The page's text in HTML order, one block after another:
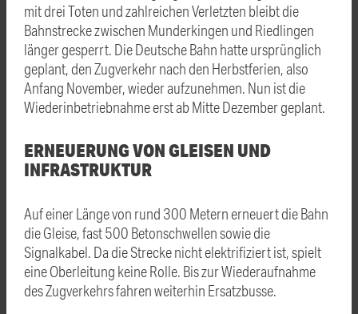
mit drei Toten und zahlreichen Verletzten bleibt die
Bahnstrecke zwischen Munderkingen und Riedlingen
länger gesperrt. Die Deutsche Bahn hatte ursprünglich
geplant, den Zugverkehr nach den Herbstferien, also
Anfang November, wieder aufzunehmen. Nun ist die
Wiederinbetriebnahme erst ab Mitte Dezember geplant.
ERNEUERUNG VON GLEISEN UND
INFRASTRUKTUR
Auf einer Länge von rund 300 Metern erneuert die Bahn
die Gleise, fast 500 Betonschwellen sowie die
Signalkabel. Da die Strecke nicht elektrifiziert ist, spielt
eine Oberleitung keine Rolle. Bis zur Wiederaufnahme
des Zugverkehrs fahren weiterhin Ersatzbusse.